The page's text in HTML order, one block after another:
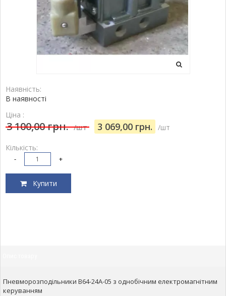
Наявність:
В наявності
Ціна :
3 100,00 грн. /шт 3 069,00 грн. /шт
Кількість:
- +
Купити
Пневморозподільники В64-24А-05 з однобічним електромагнітним
керуванням